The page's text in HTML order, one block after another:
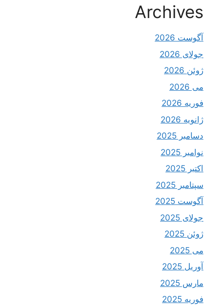
Archives
آگوست 2026
جولای 2026
ژوئن 2026
می 2026
فوریه 2026
ژانویه 2026
دسامبر 2025
نوامبر 2025
اکتبر 2025
سپتامبر 2025
آگوست 2025
جولای 2025
ژوئن 2025
می 2025
آوریل 2025
مارس 2025
فوریه 2025